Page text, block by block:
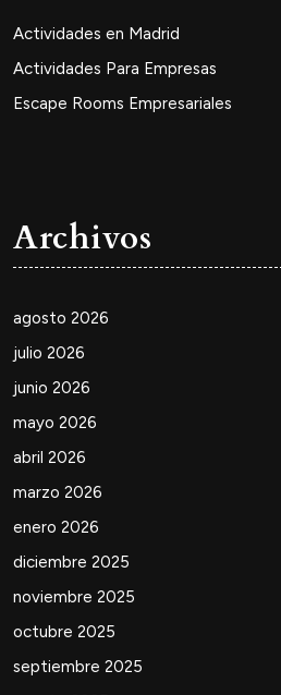
Actividades en Madrid
Actividades Para Empresas
Escape Rooms Empresariales
Archivos
agosto 2026
julio 2026
junio 2026
mayo 2026
abril 2026
marzo 2026
enero 2026
diciembre 2025
noviembre 2025
octubre 2025
septiembre 2025